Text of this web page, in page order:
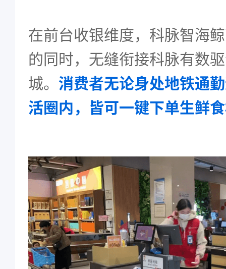
在前台收银维度，科脉智海
的同时，无缝衔接科脉有数
城。 消费者无论身处地铁通
活圈内，皆可一键下单生鲜